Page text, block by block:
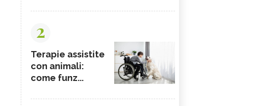
2
Terapie assistite
con animali:
come funz...